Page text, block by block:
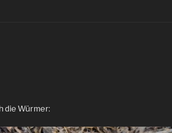
die Würmer: